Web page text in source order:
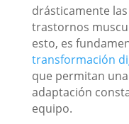
drásticamente
trastornos
esto, es
transformación
que permitan
adaptación
equipo.